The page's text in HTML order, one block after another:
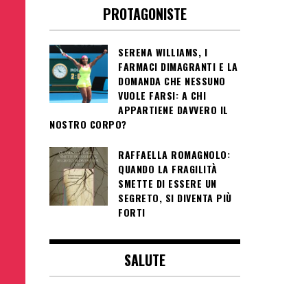
PROTAGONISTE
SERENA WILLIAMS, I
FARMACI DIMAGRANTI E LA
DOMANDA CHE NESSUNO
VUOLE FARSI: A CHI
APPARTIENE DAVVERO IL
NOSTRO CORPO?
RAFFAELLA ROMAGNOLO:
QUANDO LA FRAGILITÀ
SMETTE DI ESSERE UN
SEGRETO, SI DIVENTA PIÙ
FORTI
SALUTE